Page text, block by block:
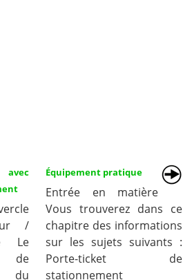
avec
/
Le
de
du
Équipement pratique
Entrée en matière
Vous trouverez dans ce
chapitre des informations
sur les sujets suivants :
Porte-ticket de
stationnement